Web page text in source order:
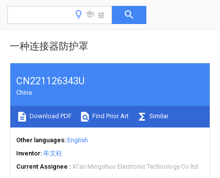
一种连接器防护罩
CN221126343U
China
Download PDF Find Prior Art Similar
Other languages English
Inventor 牟文柱
Current Assignee
Xi'an Mingshuo Electronic Technology Co ltd